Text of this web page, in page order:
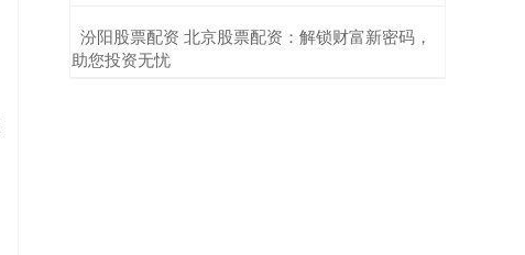
​汾阳股票配资 北京股票配资：解锁财富新密码，
助您投资无忧